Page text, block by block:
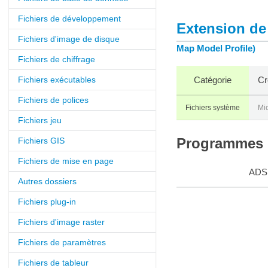
Fichiers de développement
Fichiers d'image de disque
Fichiers de chiffrage
Fichiers exécutables
Fichiers de polices
Fichiers jeu
Fichiers GIS
Fichiers de mise en page
Autres dossiers
Fichiers plug-in
Fichiers d'image raster
Fichiers de paramètres
Fichiers de tableur
Extension
Map Model Profile)
Catégorie
Fichiers système
ADS